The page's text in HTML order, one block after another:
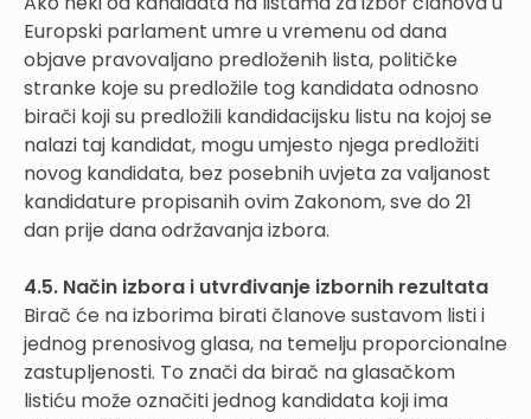
Europski parlament umre u vremenu od dana
objave pravovaljano predloženih lista, političke
stranke koje su predložile tog kandidata odnosno
birači koji su predložili kandidacijsku listu na kojoj se
nalazi taj kandidat, mogu umjesto njega predložiti
novog kandidata, bez posebnih uvjeta za valjanost
kandidature propisanih ovim Zakonom, sve do 21
dan prije dana održavanja izbora.
4.5. Način izbora i utvrđivanje izbornih rezultata
Birač će na izborima birati članove sustavom listi i
jednog prenosivog glasa, na temelju proporcionalne
zastupljenosti. To znači da birač na glasačkom
listiću može označiti jednog kandidata koji ima